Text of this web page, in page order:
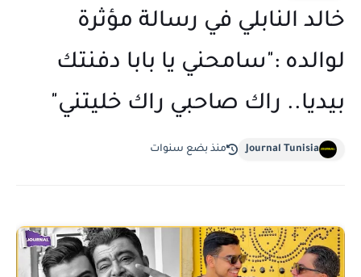
خالد النابلي في رسالة مؤثرة
لوالده :"سامحني يا بابا دفنتك
بيديا.. راك صاحبي راك خليتني"
Journal Tunisia منذ بضع سنوات